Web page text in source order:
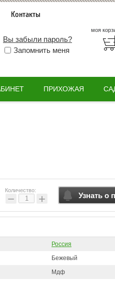
Контакты
Вы забыли пароль?
Запомнить меня
моя
ПРИХОЖАЯ
Количество:
− + Узнать о
Россия
Бежевый
Мдф